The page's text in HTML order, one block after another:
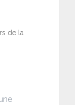
de la